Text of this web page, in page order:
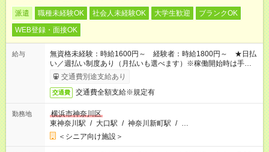
派遣 職種未経験OK 社会人未経験OK 大学生歓迎
ブランクOK
WEB登録・面接OK
給与
無資格未経験：時給1600円～ 経験者：時給1800円～ ★日払
い／週払い制度あり（月払いも選べます）※稼働開始時は手続き
完了次第のお支払いとなります。
交通費別途支給あり
交通費 交通費全額支給※規定有
勤務地
横浜市神奈川区
東神奈川駅 / 大口駅 / 神奈川新町駅 / …
＜シニア向け施設＞